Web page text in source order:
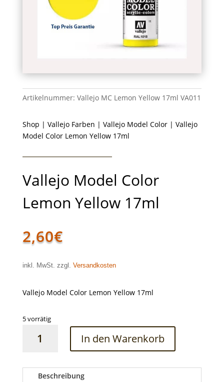
Artikelnummer: Vallejo MC Lemon Yellow 17ml VA011
Shop | Vallejo Farben | Vallejo Model Color| Vallejo
Model Color Lemon Yellow 17ml
Vallejo Model Color
Lemon Yellow 17ml
2,60€
inkl. MwSt. zzgl. Versandkosten
Vallejo Model Color Lemon Yellow 17ml
5 vorrätig
Model
Yellow
In den Warenkorb
Beschreibung